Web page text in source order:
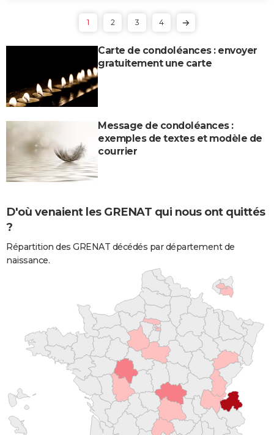
1 2 3 4
Carte de condoléances : envoyer
gratuitement une carte
Message de condoléances :
exemples de textes et modèle de
courrier
D'où venaient les GRENAT qui nous ont quittés
?
Répartition des GRENAT décédés par département de
naissance.